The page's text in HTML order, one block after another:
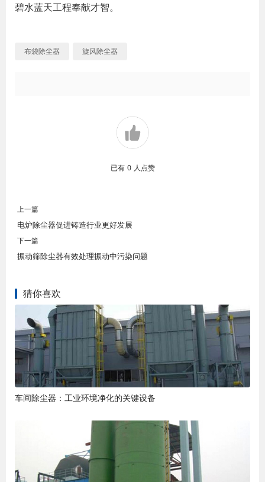
碧水蓝天工程奉献才智。
布袋除尘器 旋风除尘器
已有 0 人点赞
上一篇
电炉除尘器促进铸造行业更好发展
下一篇
振动筛除尘器有效处理振动中污染问题
猜你喜欢
车间除尘器：工业环境净化的关键设备